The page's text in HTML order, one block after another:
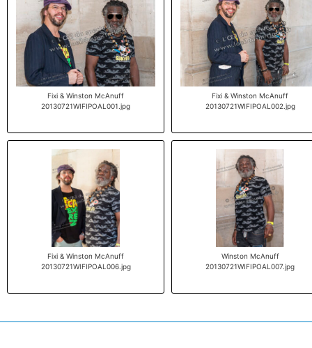
Fixi & Winston McAnuff
20130721WIFIPOAL001.jpg
Fixi & Winston McAnuff
20130721WIFIPOAL002.jpg
Fixi & Winston McAnuff
20130721WIFIPOAL006.jpg
Winston McAnuff
20130721WIFIPOAL007.jpg